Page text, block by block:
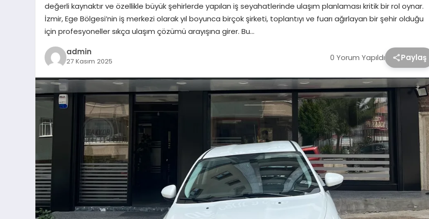
değerli kaynaktır ve özellikle büyük şehirlerde yapılan iş seyahatlerinde ulaşım planlaması kritik bir rol oynar.
İzmir, Ege Bölgesi’nin iş merkezi olarak yıl boyunca birçok şirketi, toplantıyı ve fuarı ağırlayan bir şehir olduğu
için profesyoneller sıkça ulaşım çözümü arayışına girer. Bu…
admin
27 Kasım 2025 0 Yorum Yapıldı Paylaş